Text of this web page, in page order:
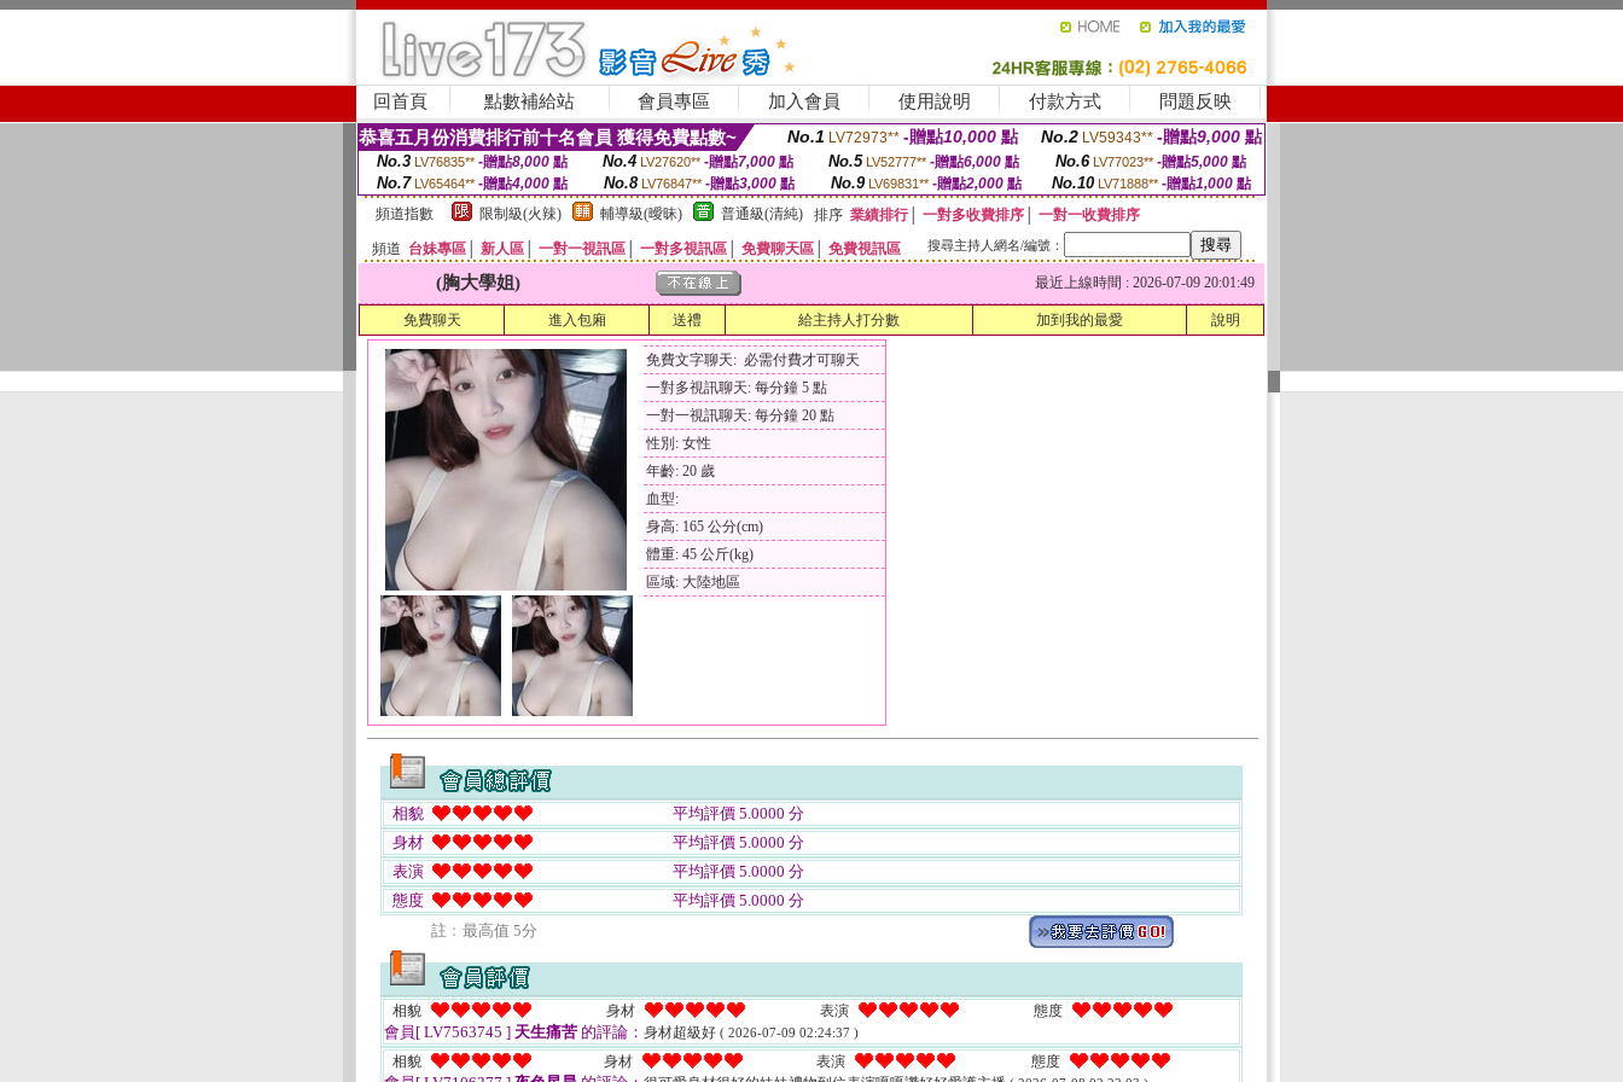
回首頁 點數補給站 會員專區 加入會員 使用說明 付款方式 問題反映
恭喜五月份消費排行前十名會員 獲得免費點數~ No.1 LV72973** -贈點10,000 點 No.2 LV59343** -贈點9,000 點
No.3 LV76835** -贈點8,000點 No.4 LV27620** -贈點7,000點 No.5 LV52777** -贈點6,000點 No.6 LV77023** -贈點5,000點
No.7 LV65464** -贈點4,000 點 No.8 LV76847** -贈點3,000 點 No.9 LV69831** -贈點2,000點 No.10 LV71888** -贈點1,000 點
頻道指數
限制級(火辣) 輔導級(曖昧) 普通級(清純) 排序 業績排行│ 一對多收費排序
一對一收費排序
頻道 台妹專區 新人區 一對一視訊區 一對多視訊區 免費聊天區 免費視訊區 搜尋主持人網名/編號：
(胸大學姐) 最近上線時間 : 2026-07-09 20:01:49
免費聊天 進入包廂 送禮 給主持人打分數 加到我的最愛 說明
免費文字聊天: 必需付費才可聊天
一對多視訊聊天: 每分鐘 5 點
一對一視訊聊天: 每分鐘 20 點
性別: 女性
年齡: 20 歲
血型:
身高: 165 公分(cm)
體重: 45 公斤(kg)
區域: 大陸地區
相貌
平均評價 5.0000 分
身材
平均評價 5.0000 分
表演
平均評價 5.0000 分
態度
平均評價 5.0000 分
註﹕最高值 5分
相貌 身材 表演 態度
會員[ LV7563745 ] 天生痛苦 的評論： 身材超級好 ( 2026-07-09 02:24:37 )
相貌 身材 表演 態度